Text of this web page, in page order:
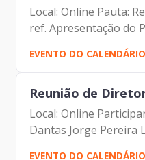
Local: Online Pauta:
ref. Apresentação do
para o Conselho
Gedanken Johann
Pereira Leite
EVENTO DO CALENDÁRIO
Reunião de
Local: Online
Dantas Jorge Pereira
Pimentel Antonio
EVENTO DO CALENDÁRIO